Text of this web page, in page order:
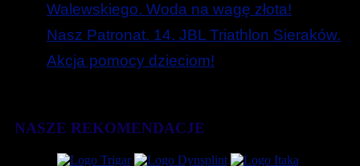
Walewskiego. Woda na wagę złota!
Nasz Patronat. 14. JBL Triathlon Sieraków.
Akcja pomocy dzieciom!
NASZE REKOMENDACJE